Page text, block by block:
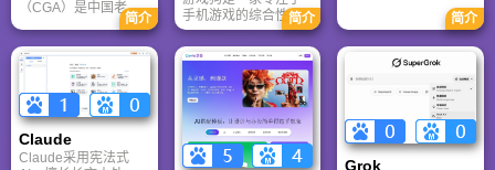
（CGA）是中国老牌
游戏联机平台，提供
CS、War3、星际争霸
等经典游戏的稳定联
机服务。重温DOTA1
的激情岁月，找回当
年的战友。同时提供
最新CGA电竞赛事资
讯及热门页游入口，
致敬中国电竞的黄金
简介
手机游戏的综合性门
户网站。它致力于为
手游玩家提供最新、
最全的游戏资讯、攻
略、评测及视频等内
容，是国内较早一批
专注于移动游戏领域
的垂直媒体。
简介
注于解决游戏用户需
求的综合性游戏门户
网站，电玩巴士是一
个全面的综合性游戏
门户，专注于为全球
玩家提供主机、PC及
移动端游戏的全方位
资讯。
简介
Claude
Claude采用宪法式
Grok